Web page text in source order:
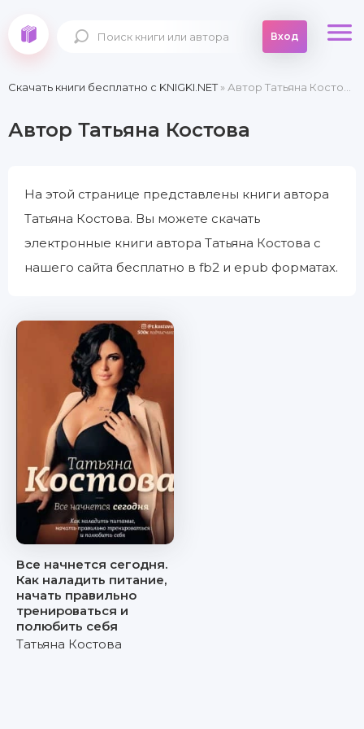
Вход
Скачать книги бесплатно c KNIGKI.NET» Автор Татьяна Костова
Автор Татьяна Костова
На этой странице представлены книги автора
Татьяна Костова. Вы можете скачать
электронные книги автора Татьяна Костова с
нашего сайта бесплатно в fb2 и epub форматах.
Все начнется сегодня.
Как наладить питание,
начать правильно
тренироваться и
полюбить себя
Татьяна Костова